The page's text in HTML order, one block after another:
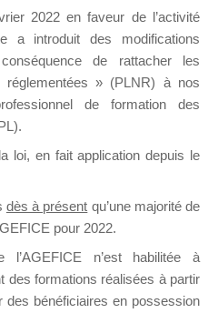
il y a un mois
2022 en faveur de l’activité
a introduit des modifications
de rattacher les
» (PLNR) à nos
de formation des
loi, en fait application depuis le
dès à présent qu’une majorité de
pour 2022.
n’est habilitée à
des formations réalisées à partir
des bénéficiaires en possession